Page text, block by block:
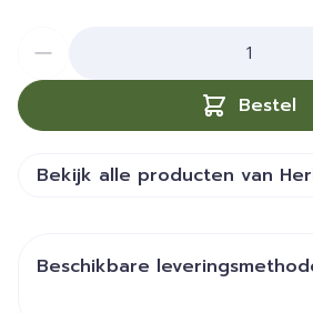
Bestel
Bekijk alle producten van
Beschikbare